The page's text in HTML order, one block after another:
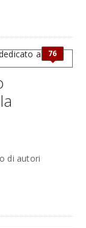
76
di autori